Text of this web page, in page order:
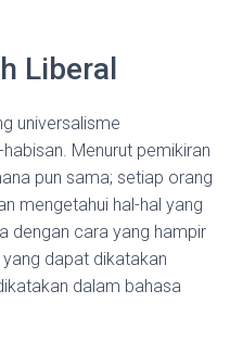
Liberal
universalisme
Menurut pemikiran
pun sama; setiap orang
mengetahui hal-hal yang
dengan cara yang hampir
dapat dikatakan
dalam bahasa